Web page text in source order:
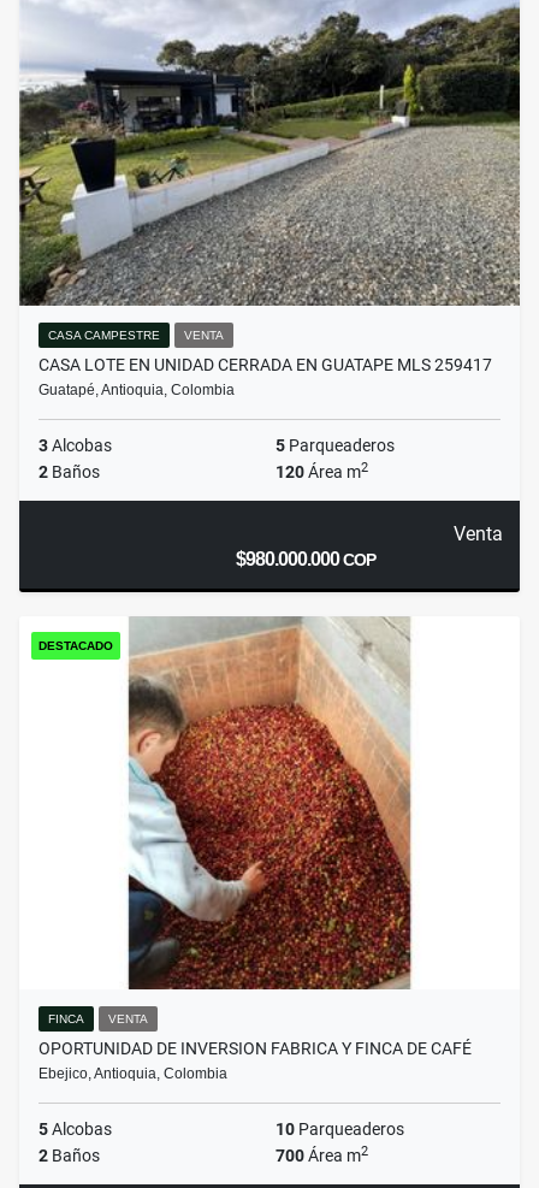
CASA CAMPESTRE VENTA
CASA LOTE EN UNIDAD CERRADA EN GUATAPE MLS 259417
Guatapé, Antioquia, Colombia
3Alcobas 5 Parqueaderos
2 Baños 120Área m2
Venta
$980.000.000COP
DESTACADO
FINCA VENTA
OPORTUNIDAD DE INVERSION FABRICA Y FINCA DE CAFÉ
Ebejico, Antioquia, Colombia
5Alcobas 10 Parqueaderos
2 Baños 700Área m2